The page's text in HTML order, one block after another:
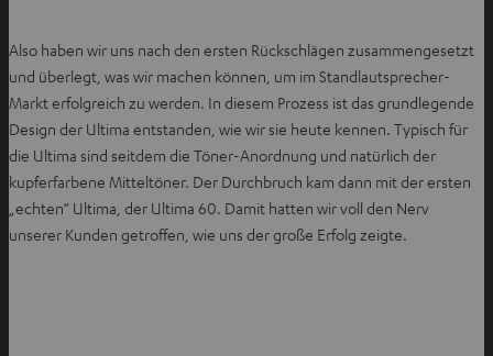
Also haben wir uns nach den ersten Rückschlägen zusammengesetzt
und überlegt, was wir machen können, um im Standlautsprecher-
Markt erfolgreich zu werden. In diesem Prozess ist das grundlegende
Design der Ultima entstanden, wie wir sie heute kennen. Typisch für
die Ultima sind seitdem die Töner-Anordnung und natürlich der
kupferfarbene Mitteltöner. Der Durchbruch kam dann mit der ersten
„echten“ Ultima, der Ultima 60. Damit hatten wir voll den Nerv
unserer Kunden getroffen, wie uns der große Erfolg zeigte.